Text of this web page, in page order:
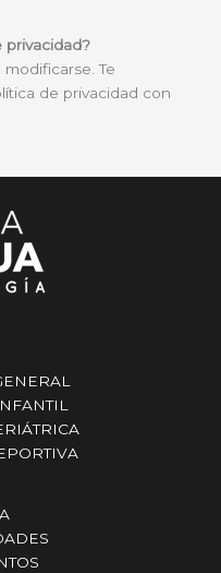
privacidad?
Te
de privacidad con